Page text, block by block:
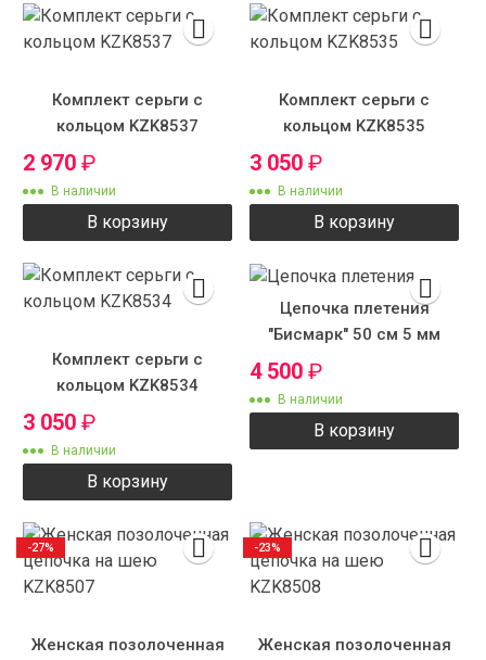
Комплект серьги с
кольцом KZK8537
2 970 ₽
В наличии
В корзину
Комплект серьги с
кольцом KZK8535
3 050 ₽
В наличии
В корзину
Комплект серьги с
кольцом KZK8534
3 050 ₽
В наличии
В корзину
Цепочка плетения
"Бисмарк" 50 см 5 мм
4 500 ₽
В наличии
В корзину
Женская позолоченная
-27%
Женская позолоченная
-23%